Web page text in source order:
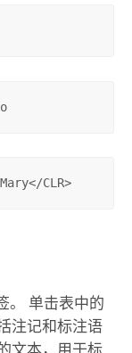
CLR>
。 单击表中的
注记和标注语
文本，用于标